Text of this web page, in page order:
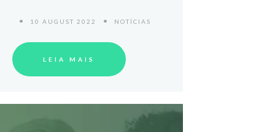
10 AUGUST 2022 NOTÍCIAS
LEIA MAIS